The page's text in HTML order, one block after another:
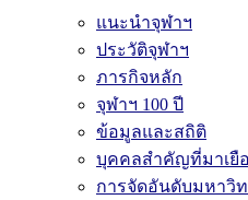
แนะนำจุฬาฯ
ประวัติจุฬาฯ
ภารกิจหลัก
จุฬาฯ 100 ปี
ข้อมูลและสถิติ
บุคคลสำคัญที่มาเยื
การจัดอันดับมหาวิ